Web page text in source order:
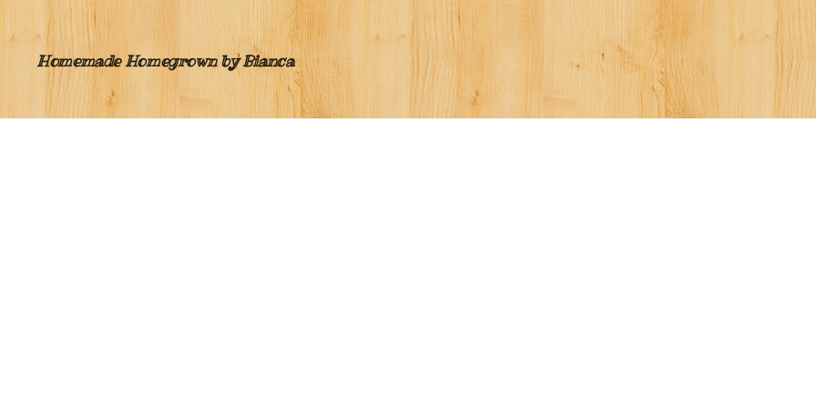
Homemade Homegrown by Bianca